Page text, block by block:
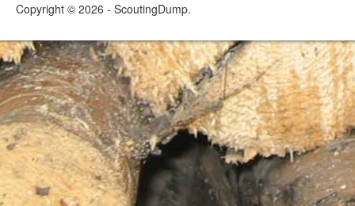
Copyright © 2026 - ScoutingDump.